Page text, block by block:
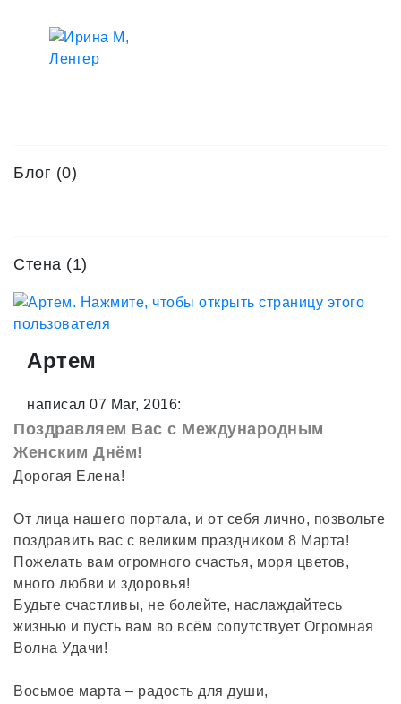
Блог (0)
Стена (1)
Артем
написал 07 Mar, 2016:
Поздравляем Вас с Международным
Женским Днём!
Дорогая Елена!
От лица нашего портала, и от себя лично, позвольте
поздравить вас с великим праздником 8 Марта!
Пожелать вам огромного счастья, моря цветов,
много любви и здоровья!
Будьте счастливы, не болейте, наслаждайтесь
жизнью и пусть вам во всём сопутствует Огромная
Волна Удачи!
Восьмое марта – радость для души,